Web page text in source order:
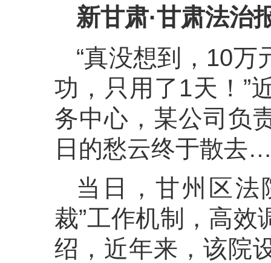
新甘肃·甘肃法治
“真没想到，10万
功，只用了1天！”
务中心，某公司负
日的愁云终于散
当日，甘州区法
裁”工作机制，高
绍，近年来，该院